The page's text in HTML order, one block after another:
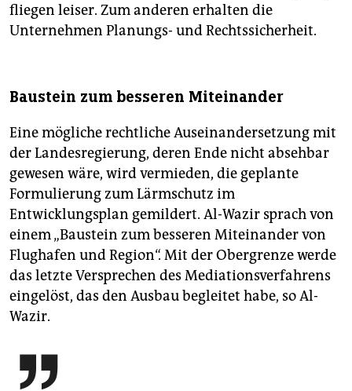
fliegen leiser. Zum anderen erhalten die
Unternehmen Planungs- und Rechtssicherheit.
Baustein zum besseren Miteinander
Eine mögliche rechtliche Auseinandersetzung mit
der Landesregierung, deren Ende nicht absehbar
gewesen wäre, wird vermieden, die geplante
Formulierung zum Lärmschutz im
Entwicklungsplan gemildert. Al-Wazir sprach von
einem „Baustein zum besseren Miteinander von
Flughafen und Region“. Mit der Obergrenze werde
das letzte Versprechen des Mediationsverfahrens
eingelöst, das den Ausbau begleitet habe, so Al-
Wazir.
